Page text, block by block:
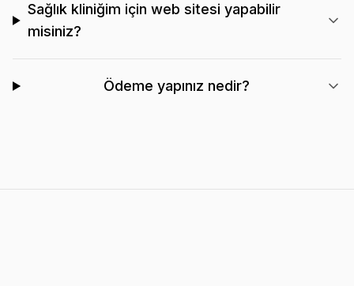
Sağlık kliniğim için web sitesi yapabilir
misiniz?
Ödeme yapınız nedir?